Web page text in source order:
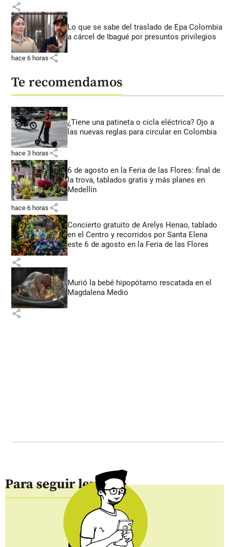
share
Lo que se sabe del traslado de Epa Colombia
a cárcel de Ibagué por presuntos privilegios
hace 6 horas share
Te recomendamos
¿Tiene una patineta o cicla eléctrica? Ojo a
las nuevas reglas para circular en Colombia
hace 3 horas share
6 de agosto en la Feria de las Flores: final de
la trova, tablados gratis y más planes en
Medellín
hace 6 horas share
Concierto gratuito de Arelys Henao, tablado
en el Centro y recorridos por Santa Elena
este 6 de agosto en la Feria de las Flores
share
Murió la bebé hipopótamo rescatada en el
Magdalena Medio
share
Para seguir leyendo